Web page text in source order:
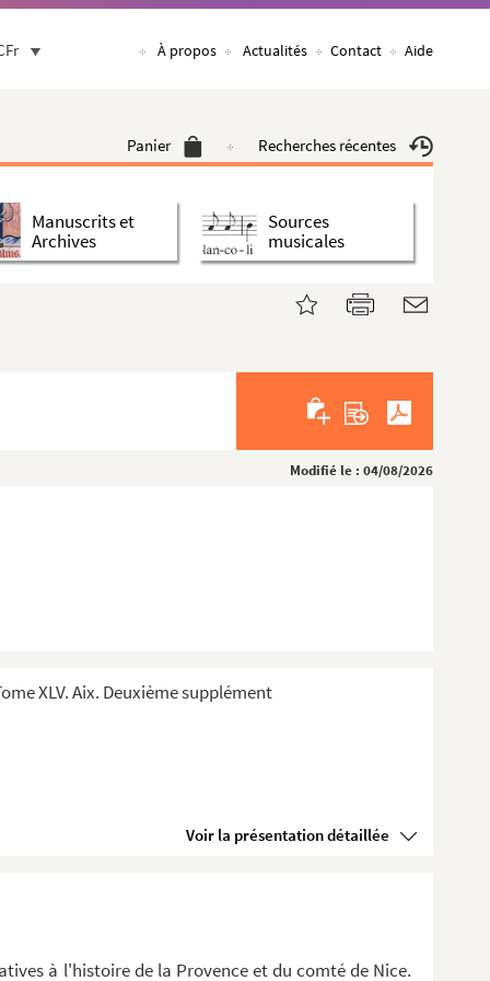
À propos Actualités Contact Aide
Panier Recherches récentes
Manuscrits et
Archives
Sources
musicales
Modifié le : 04/08/2026
XLV. Aix. Deuxième supplément
Voir la présentation détaillée
à l'histoire de la Provence et du comté de Nice.